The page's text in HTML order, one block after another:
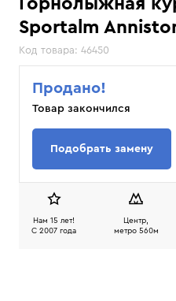
Горнолыжная
Sportalm
Код товара: 46450
Продано!
Товар закончился
Подобрать замену
Нам 15 лет!
C 2007 года
Центр,
метро 560м